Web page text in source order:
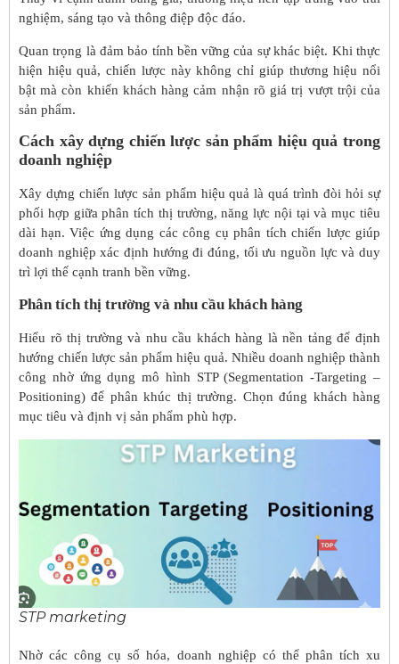
nghiệm, sáng tạo và thông điệp độc đáo.
Quan trọng là đảm bảo tính bền vững của sự khác biệt. Khi thực
hiện hiệu quả, chiến lược này không chỉ giúp thương hiệu nổi
bật mà còn khiến khách hàng cảm nhận rõ giá trị vượt trội của
sản phẩm.
Cách xây dựng chiến lược sản phẩm hiệu quả trong
doanh nghiệp
Xây dựng chiến lược sản phẩm hiệu quả là quá trình đòi hỏi sự
phối hợp giữa phân tích thị trường, năng lực nội tại và mục tiêu
dài hạn. Việc ứng dụng các công cụ phân tích chiến lược giúp
doanh nghiệp xác định hướng đi đúng, tối ưu nguồn lực và duy
trì lợi thế cạnh tranh bền vững.
Phân tích thị trường và nhu cầu khách hàng
Hiểu rõ thị trường và nhu cầu khách hàng là nền tảng để định
hướng chiến lược sản phẩm hiệu quả. Nhiều doanh nghiệp thành
công nhờ ứng dụng mô hình STP (Segmentation -Targeting –
Positioning) để phân khúc thị trường. Chọn đúng khách hàng
mục tiêu và định vị sản phẩm phù hợp.
STP marketing
Nhờ các công cụ số hóa, doanh nghiệp có thể phân tích xu